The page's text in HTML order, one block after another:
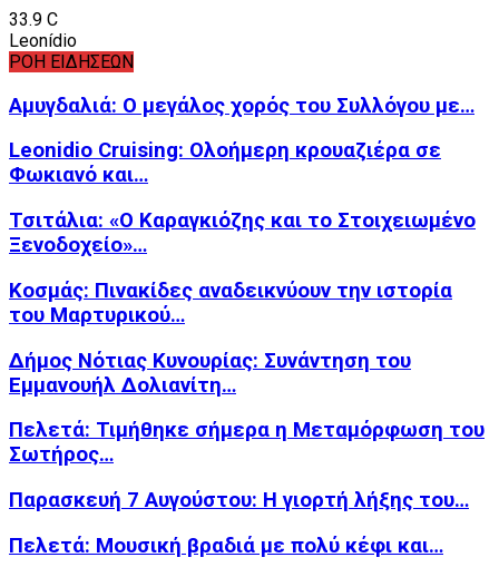
33.9 C
Leonídio
ΡΟΗ ΕΙΔΗΣΕΩΝ
Αμυγδαλιά: Ο μεγάλος χορός του Συλλόγου με…
Leonidio Cruising: Ολοήμερη κρουαζιέρα σε
Φωκιανό και…
Τσιτάλια: «Ο Καραγκιόζης και το Στοιχειωμένο
Ξενοδοχείο»…
Κοσμάς: Πινακίδες αναδεικνύουν την ιστορία
του Μαρτυρικού…
Δήμος Νότιας Κυνουρίας: Συνάντηση του
Εμμανουήλ Δολιανίτη…
Πελετά: Τιμήθηκε σήμερα η Μεταμόρφωση του
Σωτήρος…
Παρασκευή 7 Αυγούστου: Η γιορτή λήξης του…
Πελετά: Μουσική βραδιά με πολύ κέφι και…